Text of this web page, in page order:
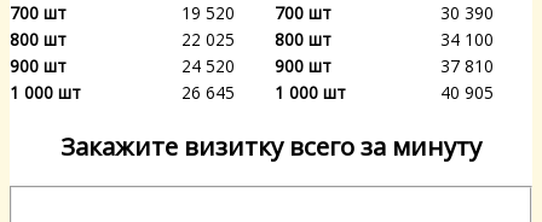
700 шт
19 520 700 шт
30 390
800 шт
22 025 800 шт
34 100
900 шт
24 520 900 шт
37 810
1 000 шт
26 645 1 000 шт 40 905
Закажите визитку всего за минуту